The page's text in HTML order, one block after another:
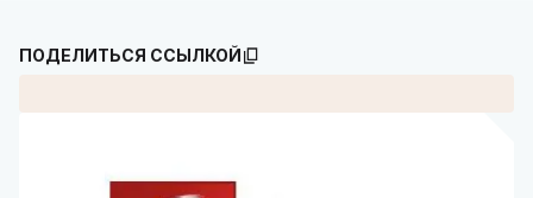
ПОДЕЛИТЬСЯ ССЫЛКОЙ